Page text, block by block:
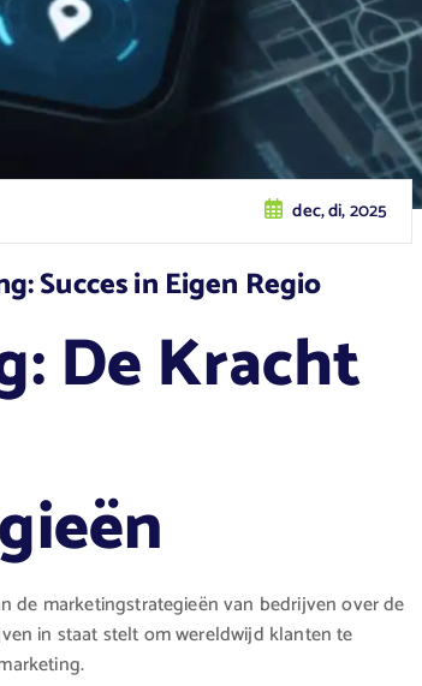
dec, di, 2025
Succes in Eigen Regio
De Kracht
de marketingstrategieën van bedrijven over de
in staat stelt om wereldwijd klanten te